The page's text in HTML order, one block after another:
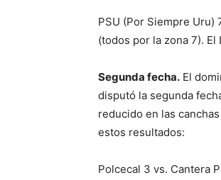
PSU (Por Siempre Uru)
(todos por la zona 7).
Segunda fecha. El
disputó la segunda
reducido en las
estos resultados:
Polcecal 3 vs. Cantera